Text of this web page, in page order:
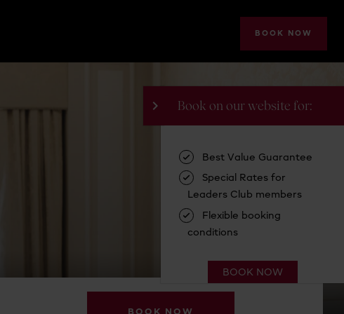
BOOK NOW
BOOK NOW